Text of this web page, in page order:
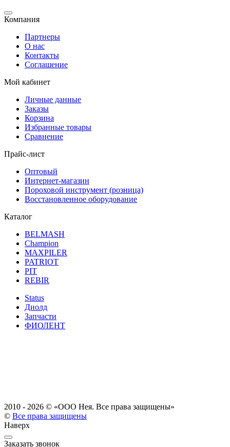
Компания
Партнеры
О нас
Контакты
Соглашение
Мой кабинет
Личные данные
Заказы
Корзина
Избранные товары
Сравнение
Прайс-лист
Оптовый
Интернет-магазин
Пороховой инструмент (розница)
Восстановленное оборудование
Каталог
BELMASH
Champion
MAXPILER
PATRIOT
PIT
REBIR
Status
Диолд
Запчасти
ФИОЛЕНТ
2010 - 2026 © «ООО Нея. Все права защищены»
© Все права защищены
Наверх
Заказать звонок